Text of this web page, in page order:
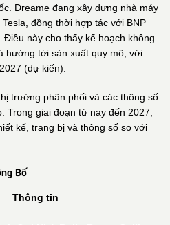
Dreame đang xây dựng nhà máy
đồng thời hợp tác với BNP
này cho thấy kế hoạch không
hướng tới sản xuất quy mô, với
(dự kiến).
trường phân phối và các thông số
Trong giai đoạn từ nay đến 2027,
kế, trang bị và thông số so với
Bố
Thông tin